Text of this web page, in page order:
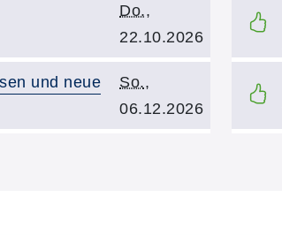
Kursbeginn:
Do.,
22.10.2026
und neue
Kursbeginn:
So.,
06.12.2026